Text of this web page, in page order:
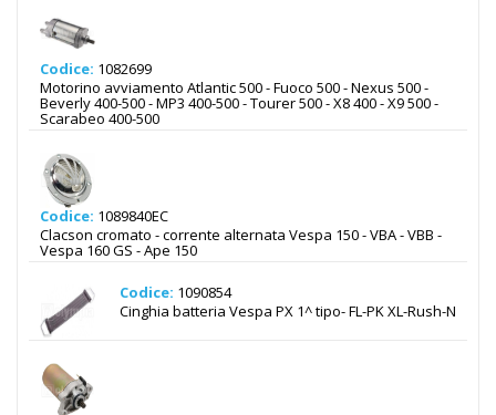
Codice: 1082699
Motorino avviamento Atlantic 500 - Fuoco 500 - Nexus 500 -
Beverly 400-500 - MP3 400-500 - Tourer 500 - X8 400 - X9 500 -
Scarabeo 400-500
Codice: 1089840EC
Clacson cromato - corrente alternata Vespa 150 - VBA - VBB -
Vespa 160 GS - Ape 150
Codice: 1090854
Cinghia batteria Vespa PX 1^ tipo- FL-PK XL-Rush-N